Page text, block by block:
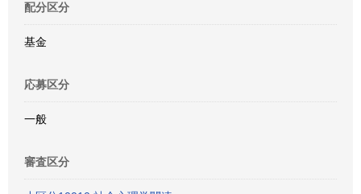
配分区分
基金
応募区分
一般
審査区分